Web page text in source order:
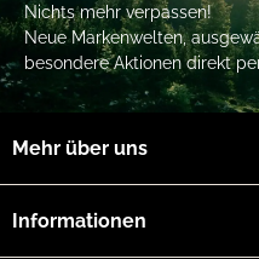
Nichts mehr verpassen!
Neue Markenwelten,
besondere Aktionen direkt
Mehr über uns
Informationen